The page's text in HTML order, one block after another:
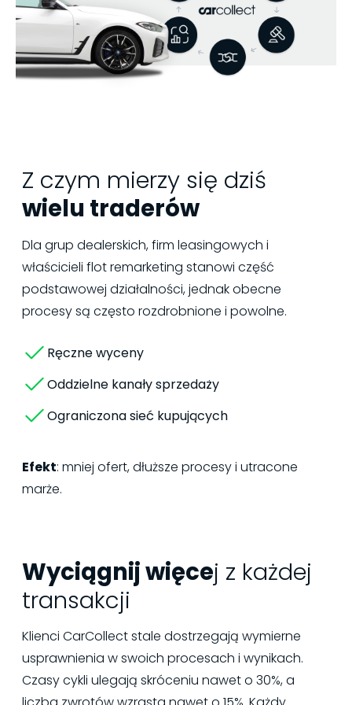
Z czym mierzy się dziś
wielu traderów
Dla grup dealerskich, firm leasingowych i
właścicieli flot remarketing stanowi część
podstawowej działalności, jednak obecne
procesy są często rozdrobnione i powolne.
Ręczne wyceny
Oddzielne kanały sprzedaży
Ograniczona sieć kupujących
Efekt: mniej ofert, dłuższe procesy i utracone
marże.
Wyciągnij więcej z każdej
transakcji
Klienci CarCollect stale dostrzegają wymierne
usprawnienia w swoich procesach i wynikach.
Czasy cykli ulegają skróceniu nawet o 30%, a